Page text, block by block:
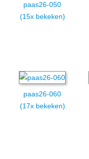
paas26-050
(15x bekeken)
paas26-060
(17x bekeken)